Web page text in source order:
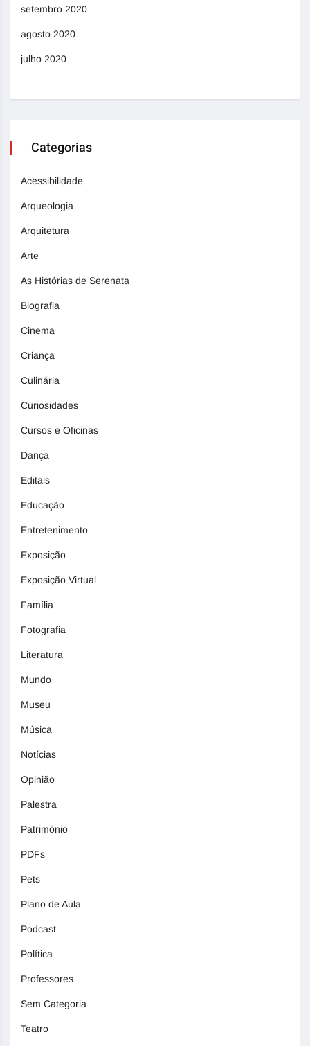
setembro 2020
agosto 2020
julho 2020
Categorias
Acessibilidade
Arqueologia
Arquitetura
Arte
As Histórias de Serenata
Biografia
Cinema
Criança
Culinária
Curiosidades
Cursos e Oficinas
Dança
Editais
Educação
Entretenimento
Exposição
Exposição Virtual
Família
Fotografia
Literatura
Mundo
Museu
Música
Notícias
Opinião
Palestra
Patrimônio
PDFs
Pets
Plano de Aula
Podcast
Política
Professores
Sem Categoria
Teatro